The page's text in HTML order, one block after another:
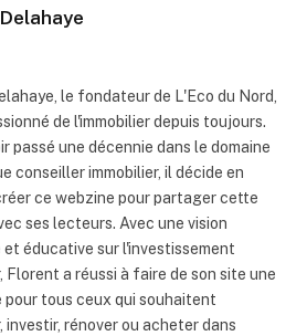
le fondateur de L'Eco du Nord,
de l'immobilier depuis toujours.
passé une décennie dans le domaine
conseiller immobilier, il décide en
ce webzine pour partager cette
ses lecteurs. Avec une vision
éducative sur l'investissement
Florent a réussi à faire de son site une
tous ceux qui souhaitent
investir, rénover ou acheter dans